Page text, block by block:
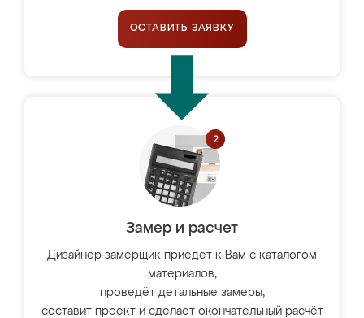
ОСТАВИТЬ ЗАЯВКУ
Замер и расчет
Дизайнер-замерщик приедет к Вам с каталогом
материалов,
проведёт детальные замеры,
составит проект и сделает окончательный расчёт